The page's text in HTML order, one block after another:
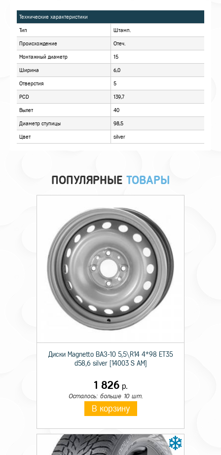
ОПИСАНИЕ
ОТЗЫВЫ
Технические характеристики
Происхождение Отеч.
Монтажный диаметр
Вылет 40
ПОПУЛЯРНЫЕ ТОВАРЫ
Диски Magnetto ВАЗ-10 5,5\R14 4*98 ET35
d58,6 silver [14003 S AM]
1 826р.
Осталось: больше 10 шт.
В корзину